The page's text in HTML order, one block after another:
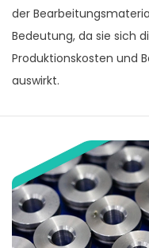
der
Bedeutung, da sie sich
Produktionskosten und
auswirkt.